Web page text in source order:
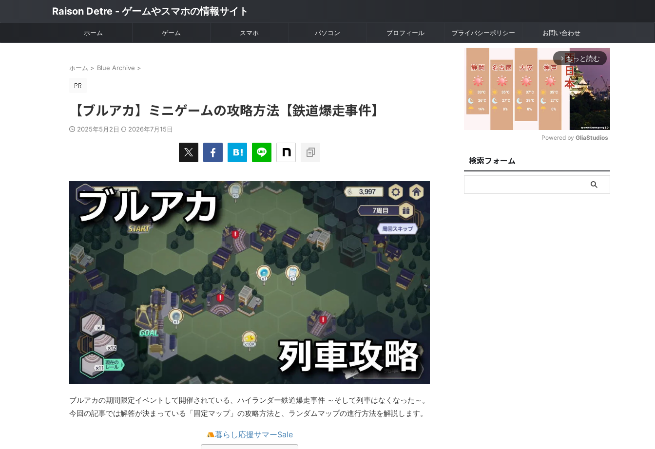
Raison Detre - ゲームやスマホの情報サイト
ホーム ゲーム スマホ パソコン プロフィール プライバシーポリシー お問い合わせ
ホーム > Blue Archive >
【ブルアカ】ミニゲームの攻略方法【鉄道爆走事件】
2025年5月2日 2026年7月15日
ブルアカの期間限定イベントして開催されている、ハイランダー鉄道爆走事件 ～そして列車はなくなった～。
今回の記事では解答が決まっている「固定マップ」の攻略方法と、ランダムマップの進行方法を解説します。
暮らし応援サマーSale
arrow_forward_ios もっと読む
u
t
Powered by GliaStudios
検索フォーム